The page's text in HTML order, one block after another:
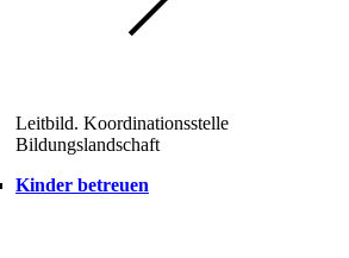
Leitbild. Koordinationsstelle
Bildungslandschaft
Kinder betreuen